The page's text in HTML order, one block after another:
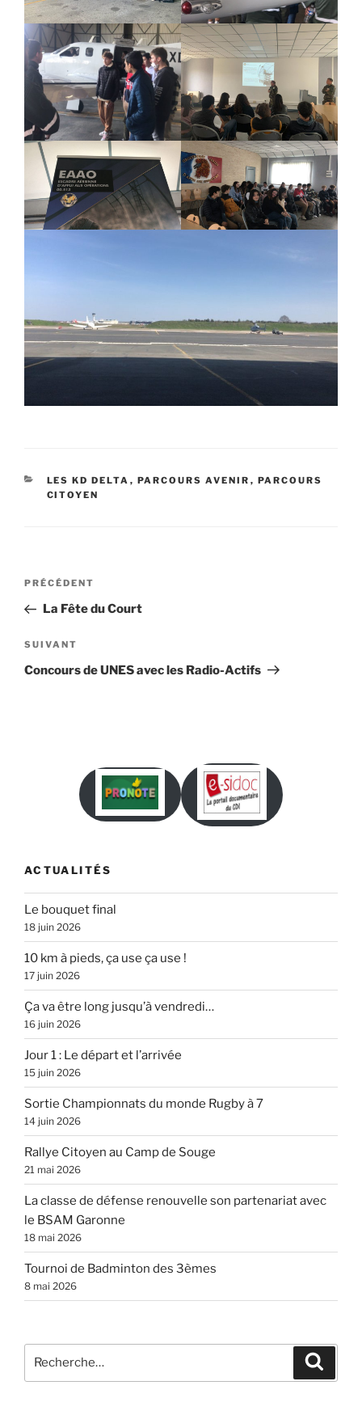
CATÉGORIES
LES KD DELTA , PARCOURS AVENIR , PARCOURS
CITOYEN
Navigation
l’article
Article
précédent
PRÉCÉDENT
La Fête du Court
Article
suivant
SUIVANT
Concours de UNES avec les Radio-Actifs
ACTUALITÉS
Le bouquet final
18 juin 2026
10 km à pieds, ça use ça use !
17 juin 2026
Ça va être long jusqu’à vendredi…
16 juin 2026
Jour 1 : Le départ et l’arrivée
15 juin 2026
Sortie Championnats du monde Rugby à 7
14 juin 2026
Rallye Citoyen au Camp de Souge
21 mai 2026
La classe de défense renouvelle son partenariat avec
le BSAM Garonne
18 mai 2026
Tournoi de Badminton des 3èmes
8 mai 2026
pour